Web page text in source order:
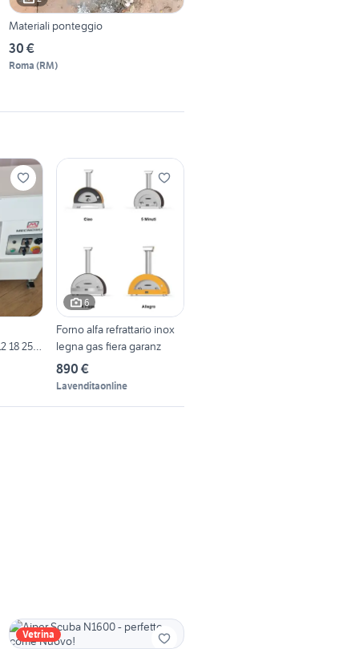
Materiali ponteggio
30 €
Roma (RM)
18 25
6
Forno alfa refrattario inox
legna gas fiera garanz
890 €
Lavenditaonline
Vetrina